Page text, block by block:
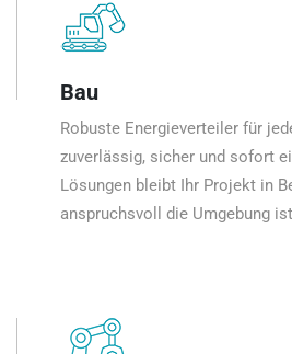
Bau
Robuste Energieverteiler für
zuverlässig, sicher und sofort
Lösungen bleibt Ihr Projekt in
anspruchsvoll die Umgebung